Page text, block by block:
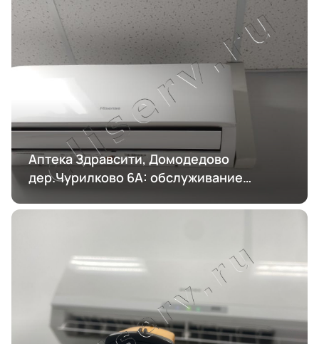
Аптека Здравсити, Домодедово
дер.Чурилково 6А: обслуживание